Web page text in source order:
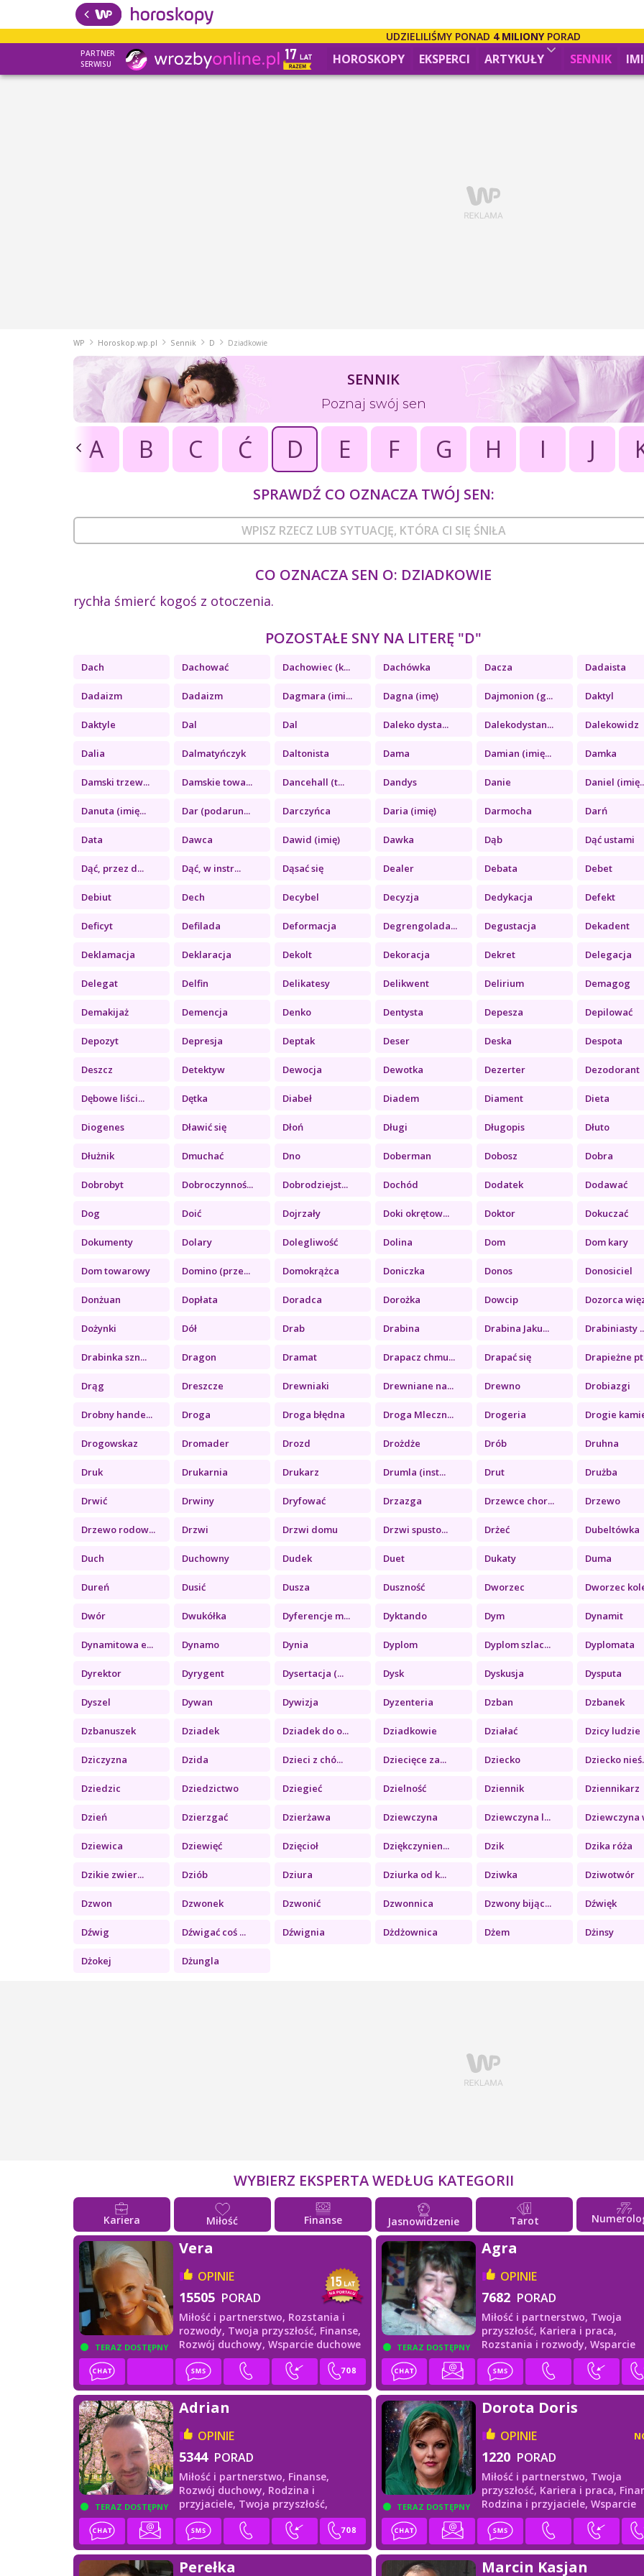
UDZIELILIŚMY PONAD 4 MILIONYPORAD
PARTNER
SERWISU
HOROSKOPY EKSPERCI ARTYKUŁY SENNIK
WP Horoskop.wp.pl Sennik D Dziadkowie
SENNIK
Poznaj swój sen
A B C Ć D E F G H I J
SPRAWDŹ CO OZNACZA TWÓJ SEN:
CO OZNACZA SEN O: DZIADKOWIE
rychła śmierć kogoś z otoczenia.
POZOSTAŁE SNY NA LITERĘ "D"
Dach Dachować Dachowiec (k... Dachówka Dacza Dadaista
Dadaizm Dadaizm Dagmara (imi... Dagna (imę) Dajmonion (g... Daktyl
Daktyle Dal Dal Daleko dysta... Dalekodystan... Dalekowidz
Dalia Dalmatyńczyk Daltonista Dama Damian (imię... Damka
Damski trzew... Damskie towa... Dancehall (t... Dandys Danie Daniel
Danuta (imię... Dar (podarun... Darczyńca Daria (imię) Darmocha Darń
Data Dawca Dawid (imię) Dawka Dąb Dąć ustami
Dąć, przez d... Dąć, w instr... Dąsać się Dealer Debata Debet
Debiut Dech Decybel Decyzja Dedykacja Defekt
Deficyt Defilada Deformacja Degrengolada... Degustacja Dekadent
Deklamacja Deklaracja Dekolt Dekoracja Dekret Delegacja
Delegat Delfin Delikatesy Delikwent Delirium Demagog
Demakijaż Demencja Denko Dentysta Depesza Depilować
Depozyt Depresja Deptak Deser Deska Despota
Deszcz Detektyw Dewocja Dewotka Dezerter Dezodorant
Dębowe liści... Dętka Diabeł Diadem Diament Dieta
Diogenes Dławić się Dłoń Długi Długopis Dłuto
Dłużnik Dmuchać Dno Doberman Dobosz Dobra
Dobrobyt Dobroczynnoś... Dobrodziejst... Dochód Dodatek Dodawać
Dog Doić Dojrzały Doki okrętow... Doktor Dokuczać
Dokumenty Dolary Dolegliwość Dolina Dom Dom kary
Dom towarowy Domino (prze... Domokrążca Doniczka Donos Donosiciel
Donżuan Dopłata Doradca Dorożka Dowcip Dozorca
Dożynki Dół Drab Drabina Drabina Jaku... Drabiniasty
Drabinka szn... Dragon Dramat Drapacz chmu... Drapać się Drapieżne
Drąg Dreszcze Drewniaki Drewniane na... Drewno Drobiazgi
Drobny hande... Droga Droga błędna Droga Mleczn... Drogeria Drogie
Drogowskaz Dromader Drozd Drożdże Drób Druhna
Druk Drukarnia Drukarz Drumla (inst... Drut Drużba
Drwić Drwiny Dryfować Drzazga Drzewce chor... Drzewo
Drzewo rodow... Drzwi Drzwi domu Drzwi spusto... Drżeć Dubeltówka
Duch Duchowny Dudek Duet Dukaty Duma
Dureń Dusić Dusza Duszność Dworzec Dworzec
Dwór Dwukółka Dyferencje m... Dyktando Dym Dynamit
Dynamitowa e... Dynamo Dynia Dyplom Dyplom szlac... Dyplomata
Dyrektor Dyrygent Dysertacja (... Dysk Dyskusja Dysputa
Dyszel Dywan Dywizja Dyzenteria Dzban Dzbanek
Dzbanuszek Dziadek Dziadek do o... Dziadkowie Działać Dzicy ludzie
Dziczyzna Dzida Dzieci z chó... Dziecięce za... Dziecko Dziecko
Dziedzic Dziedzictwo Dziegieć Dzielność Dziennik Dziennikarz
Dzień Dzierzgać Dzierżawa Dziewczyna Dziewczyna l... Dziewczyna
Dziewica Dziewięć Dzięcioł Dziękczynien... Dzik Dzika róża
Dzikie zwier... Dziób Dziura Dziurka od k... Dziwka Dziwotwór
Dzwon Dzwonek Dzwonić Dzwonnica Dzwony bijąc... Dźwięk
Dźwig Dźwigać coś ... Dźwignia Dżdżownica Dżem Dżinsy
Dżokej Dżungla
WYBIERZ EKSPERTA WEDŁUG KATEGORII
Kariera Miłość Finanse Jasnowidzenie Tarot
TERAZ DOSTĘPNY
Vera
OPINIE
15505 PORAD
Miłość i partnerstwo, Rozstania i
rozwody, Twoja przyszłość, Finanse,
Rozwój duchowy,Wsparcie duchowe TERAZ DOSTĘPNY
Agra
OPINIE
7682 PORAD
Miłość i partnerstwo, Twoja
przyszłość, Kariera i praca,
Rozstania i rozwody, Wsparcie
duchowe,Finanse
TERAZ DOSTĘPNY
Adrian
OPINIE
5344 PORAD
Miłość i partnerstwo, Finanse,
Rozwój duchowy, Rodzina i
przyjaciele, Twoja przyszłość,
Wsparcie duchowe
TERAZ DOSTĘPNY
Dorota Doris
OPINIE
1220 PORAD
Miłość i partnerstwo, Twoja
przyszłość, Kariera i praca,
Rodzina i przyjaciele, Wsparcie
duchowe
Perełka Marcin Kasjan